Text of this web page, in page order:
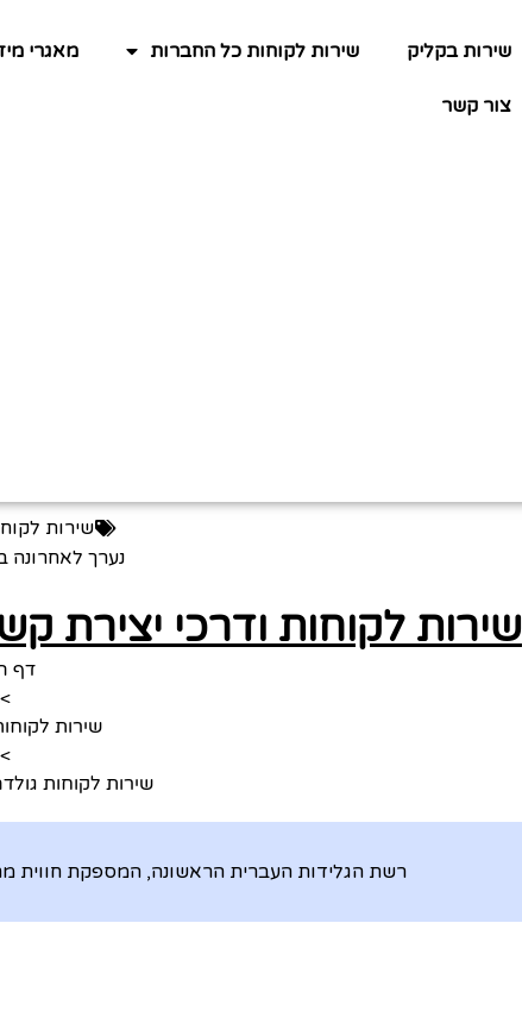
שירות בקליק שירות לקוחות כל החברות מאגרי
צור קשר
שירות
נערך לאחרונה
שירות לקוחות ודרכי יצירת
דף
שירות
שירות לקוחות
רשת הגלידות העברית הראשונה, המספקת חווית